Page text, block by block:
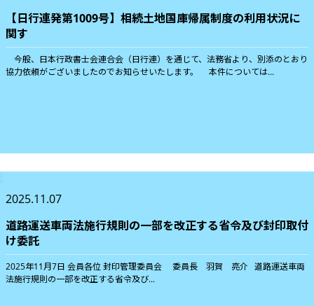
【日行連発第1009号】相続土地国庫帰属制度の利用状況に
関す
今般、日本行政書士会連合会（日行連）を通じて、法務省より、別添のとおり
協力依頼がございましたのでお知らせいたします。 本件については...
2025.11.07
道路運送車両法施行規則の一部を改正する省令及び封印取付
け委託
2025年11月7日 会員各位 封印管理委員会 委員長 羽賀 亮介 道路運送車両
法施行規則の一部を改正する省令及び...